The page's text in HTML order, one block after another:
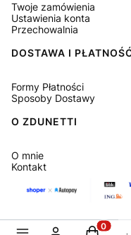
Twoje zamówienia
Ustawienia konta
Przechowalnia
DOSTAWA I
Formy Płatności
Sposoby Dostawy
O ZDUNETTI
O mnie
Kontakt